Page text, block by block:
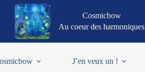
Cosmicbow
Au coeur des harmoniques
J’en veux un !